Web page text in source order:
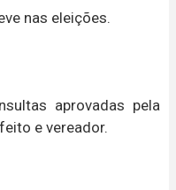
nas eleições.
aprovadas pela
e vereador.